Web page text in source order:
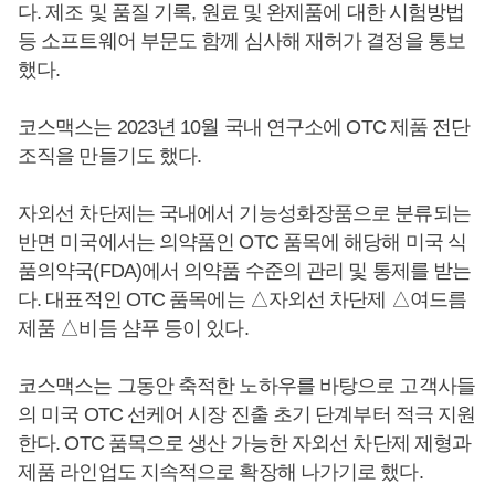
다. 제조 및 품질 기록, 원료 및 완제품에 대한 시험방법
등 소프트웨어 부문도 함께 심사해 재허가 결정을 통보
했다.
코스맥스는 2023년 10월 국내 연구소에 OTC 제품 전단
조직을 만들기도 했다.
자외선 차단제는 국내에서 기능성화장품으로 분류되는
반면 미국에서는 의약품인 OTC 품목에 해당해 미국 식
품의약국(FDA)에서 의약품 수준의 관리 및 통제를 받는
다. 대표적인 OTC 품목에는 △자외선 차단제 △여드름
제품 △비듬 샴푸 등이 있다.
코스맥스는 그동안 축적한 노하우를 바탕으로 고객사들
의 미국 OTC 선케어 시장 진출 초기 단계부터 적극 지원
한다. OTC 품목으로 생산 가능한 자외선 차단제 제형과
제품 라인업도 지속적으로 확장해 나가기로 했다.